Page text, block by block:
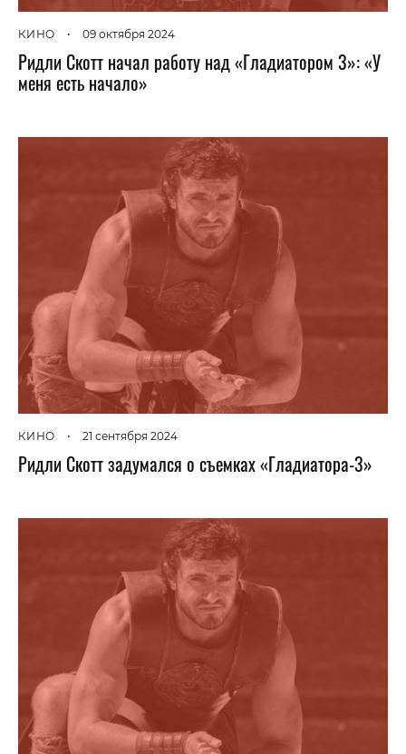
КИНО • 09 октября 2024
Ридли Скотт начал работу над «Гладиатором 3»: «У
меня есть начало»
КИНО • 21 сентября 2024
Ридли Скотт задумался о съемках «Гладиатора-3»